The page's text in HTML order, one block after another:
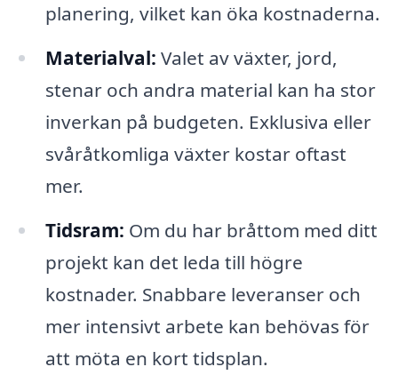
planering, vilket kan öka kostnaderna.
Materialval: Valet av växter, jord,
stenar och andra material kan ha stor
inverkan på budgeten. Exklusiva eller
svåråtkomliga växter kostar oftast
mer.
Tidsram: Om du har bråttom med ditt
projekt kan det leda till högre
kostnader. Snabbare leveranser och
mer intensivt arbete kan behövas för
att möta en kort tidsplan.